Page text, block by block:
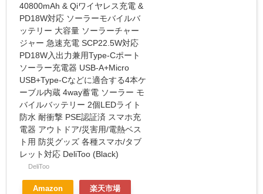
40800mAh & Qiワイヤレス充電 &
PD18W対応 ソーラーモバイルバ
ッテリー 大容量 ソーラーチャー
ジャー 急速充電 SCP22.5W対応
PD18W入出力兼用Type-Cポート
ソーラー充電器 USB-A+Micro
USB+Type-Cなどに適合する4本ケ
ーブル内蔵 4way蓄電 ソーラー モ
バイルバッテリー 2個LEDライト
防水 耐衝撃 PSE認証済 スマホ充
電器 アウトドア/災害用/電熱ベス
ト用 防災グッズ 各種スマホ/タブ
レット対応 DeliToo (Black)
DeliToo
Amazon 楽天市場